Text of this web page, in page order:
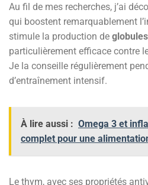
Au fil de mes recherches, j’ai
qui boostent remarquablement
stimule la production de
particulièrement efficace contre
Je la conseille régulièrement
d’entraînement intensif.
À lire aussi : Omega 3 et
complet pour une
Le thym, avec ses propriétés